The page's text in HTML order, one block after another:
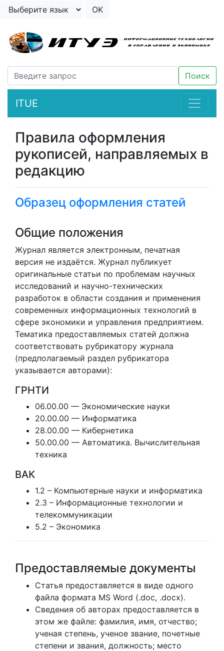
ITUE
Правила оформления
рукописей, направляемых в
редакцию
Образец оформления статей
Общие положения
Журнал является электронным, печатная
версия не издаётся. Журнал публикует
оригинальные статьи по проблемам научных
исследований и научно-технических
разработок в области создания и применения
современных информационных технологий в
сфере экономики и управления предприятием.
Тематика предоставляемых статей должна
соответствовать рубрикатору журнала
(предполагаемый раздел рубрикатора
указывается авторами):
ГРНТИ
06.00.00 — Экономические науки
20.00.00 — Информатика
28.00.00 — Кибернетика
50.00.00 — Автоматика. Вычислительная
техника
ВАК
1.2 – Компьютерные науки и информатика
2.3 – Информационные технологии и
телекоммуникации
5.2 – Экономика
Предоставляемые документы
Статья предоставляется в виде одного
файла формата MS Word (.doc, .docx).
Сведения об авторах предоставляется в
этом же файле: фамилия, имя, отчество;
ученая степень, ученое звание, почетные
степени и звания, должность; место